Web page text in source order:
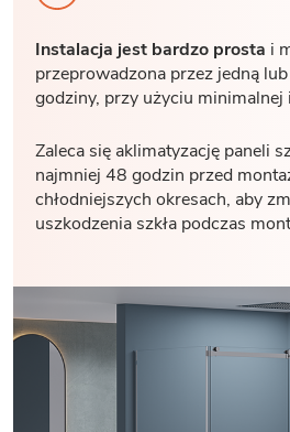
Instalacja jest bardzo prosta i
przeprowadzona przez jedną
godziny, przy użyciu minimalnej
Zaleca się aklimatyzację paneli
najmniej 48 godzin przed
chłodniejszych okresach, aby
uszkodzenia szkła podczas